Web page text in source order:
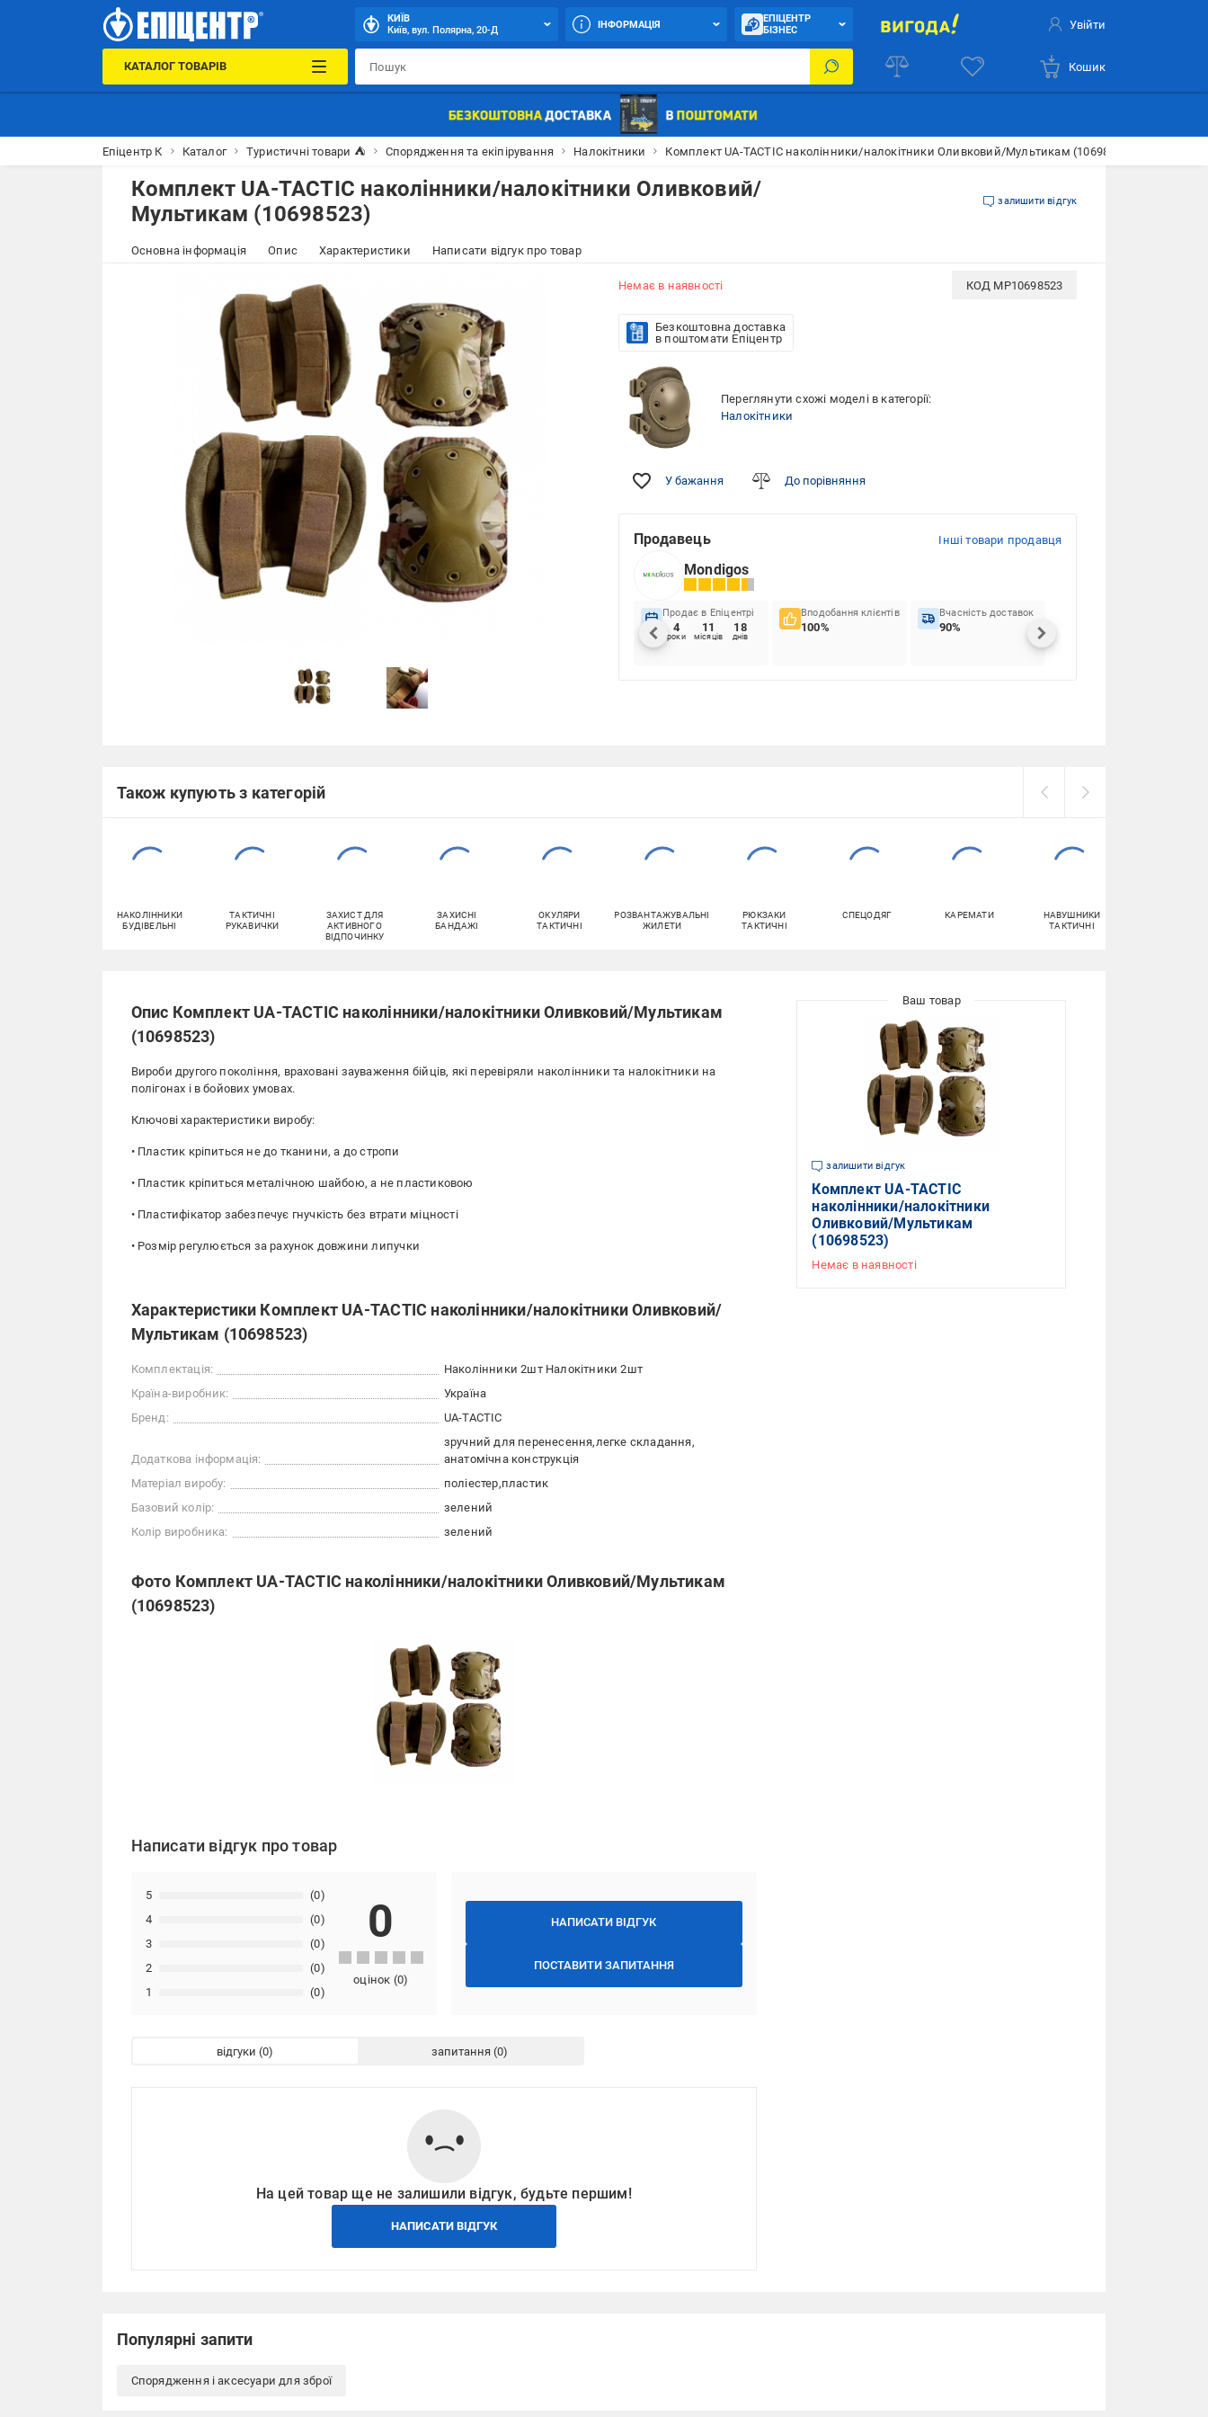
КИЇВ
Київ, вул. Полярна, 20-Д
ІНФОРМАЦІЯ
ЕПІЦЕНТР
БІЗНЕС
Увійти
КАТАЛОГ ТОВАРІВ Кошик
Епіцентр К Каталог Туристичні товари ⛺ Спорядження та екіпірування Налокітники Комплект UA-TACTIC наколінники/налокітники Оливковий/Мультикам (10698523)
Комплект UA-TACTIC наколінники/налокітники Оливковий/
Мультикам (10698523)
залишити відгук
Основна інформація Опис Характеристики Написати відгук про товар
Немає в наявності КОД MP10698523
Безкоштовна доставка
в поштомати Епіцентр
Переглянути схожі моделі в категорії:
Налокітники
У бажання До порівняння
Продавець Інші товари продавця
Mondigos
Продає в Епіцентрі
4
роки
11
місяців
18
днів
Вподобання клієнтів
100%
Вчасність доставок
90%
Також купують з категорій
НАКОЛІННИКИ
БУДІВЕЛЬНІ
ТАКТИЧНІ
РУКАВИЧКИ
ЗАХИСТ ДЛЯ
АКТИВНОГО
ВІДПОЧИНКУ
ЗАХИСНІ
БАНДАЖІ
ОКУЛЯРИ
ТАКТИЧНІ
РОЗВАНТАЖУВАЛЬНІ
ЖИЛЕТИ
РЮКЗАКИ
ТАКТИЧНІ
СПЕЦОДЯГ КАРЕМАТИ
НАВУШНИКИ
ТАКТИЧНІ
Опис Комплект UA-TACTIC наколінники/налокітники Оливковий/Мультикам
(10698523)
Вироби другого покоління, враховані зауваження бійців, які перевіряли наколінники та налокітники на
полігонах і в бойових умовах.
Ключові характеристики виробу:
• Пластик кріпиться не до тканини, а до стропи
• Пластик кріпиться металічною шайбою, а не пластиковою
• Пластифікатор забезпечує гнучкість без втрати міцності
• Розмір регулюється за рахунок довжини липучки
Характеристики Комплект UA-TACTIC наколінники/налокітники Оливковий/
Мультикам (10698523)
Комплектація:
Наколінники 2шт Налокітники 2шт
Країна-виробник:
Україна
Бренд:
UA-TACTIC
Додаткова інформація:
зручний для перенесення легке складання
анатомічна конструкція
Матеріал виробу:
поліестер пластик
Базовий колір:
зелений
Колір виробника:
зелений
Фото Комплект UA-TACTIC наколінники/налокітники Оливковий/Мультикам
(10698523)
Написати відгук про товар
НАПИСАТИ ВІДГУК
ПОСТАВИТИ ЗАПИТАННЯ
1 (0)
2 (0)
3 (0)
4 (0)
5 (0)
0
оцінок (0)
відгуки запитання
На цей товар ще не залишили відгук, будьте першим!
НАПИСАТИ ВІДГУК
залишити відгук
Комплект UA-TACTIC
наколінники/налокітники
Оливковий/Мультикам
(10698523)
Немає в наявності
Популярні запити
Спорядження і аксесуари для зброї